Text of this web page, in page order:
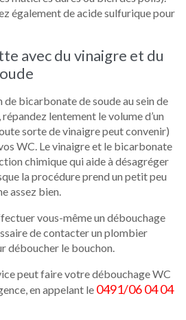
également de acide sulfurique pour
avec du vinaigre et du
bicarbonate de soude au sein de
lentement le volume d’un
sorte de vinaigre peut convenir)
WC. Le vinaigre et le bicarbonate
chimique qui aide à désagréger
la procédure prend un petit peu
assez bien.
vous-même un débouchage
de contacter un plombier
déboucher le bouchon.
peut faire votre débouchage WC
en appelant le 0491/06 04 04